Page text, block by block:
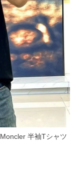
半袖Tシャツ